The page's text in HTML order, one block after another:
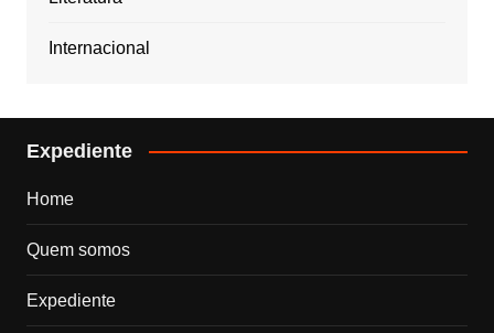
Internacional
Expediente
Home
Quem somos
Expediente